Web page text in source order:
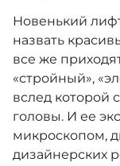
Новенький
назвать
все же
«стройный»,
вслед которой
головы. И ее
микроскопом,
дизайнерских